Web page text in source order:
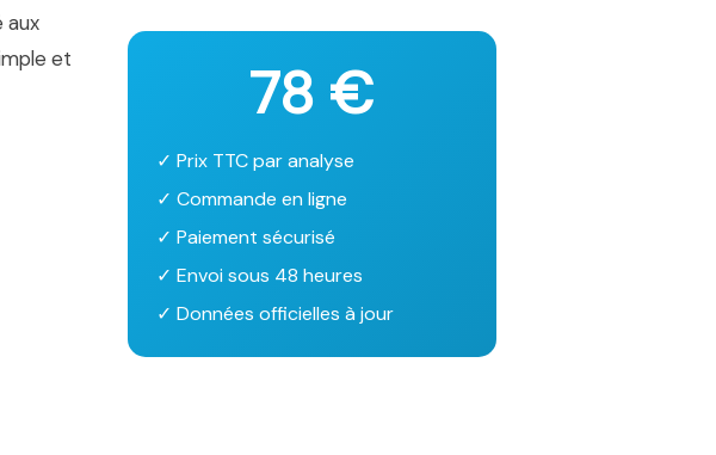
aux
et
78 €
✓ Prix TTC par analyse
✓ Commande en ligne
✓ Paiement sécurisé
✓ Envoi sous 48 heures
✓ Données officielles à jour